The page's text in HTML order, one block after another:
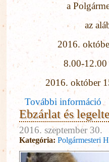
a
az
2016.
8.00-12.00
2016. október
További információ
Ebzárlat és
2016. szeptember 30.
Kategória: Polgármesteri